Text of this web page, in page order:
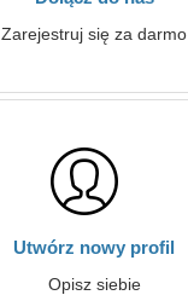
Zarejestruj się za darmo
Utwórz nowy profil
Opisz siebie